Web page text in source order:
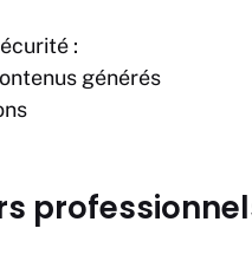
:
générés